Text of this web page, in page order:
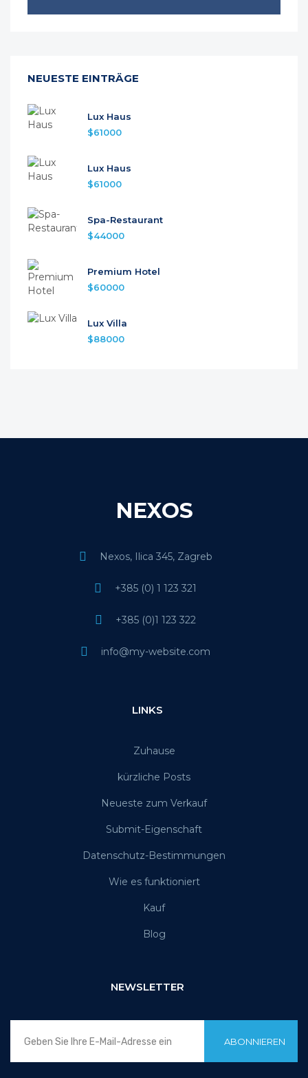
NEUESTE EINTRÄGE
Lux Haus
$61000
Lux Haus
$61000
Spa-Restaurant
$44000
Premium Hotel
$60000
Lux Villa
$88000
NEXOS
Nexos, Ilica 345, Zagreb
+385 (0) 1 123 321
+385 (0)1 123 322
info@my-website.com
LINKS
Zuhause
kürzliche Posts
Neueste zum Verkauf
Submit-Eigenschaft
Datenschutz-Bestimmungen
Wie es funktioniert
Kauf
Blog
NEWSLETTER
ABONNIEREN